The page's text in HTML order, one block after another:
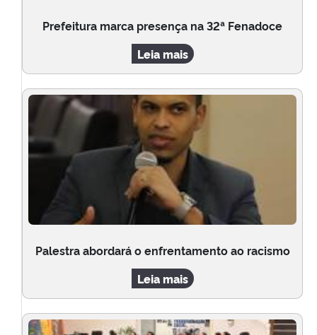
Prefeitura marca presença na 32ª Fenadoce
Leia mais
Palestra abordará o enfrentamento ao racismo
Leia mais